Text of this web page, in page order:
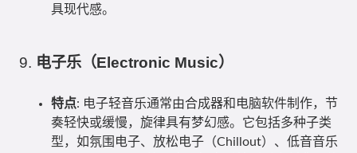
具现代感。
9. 电子乐（Electronic Music）
特点: 电子轻音乐通常由合成器和电脑软件制作，节
奏轻快或缓慢，旋律具有梦幻感。它包括多种子类
型，如氛围电子、放松电子（Chillout）、低音音乐